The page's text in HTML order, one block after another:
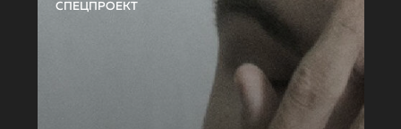
СПЕЦПРОЕКТ